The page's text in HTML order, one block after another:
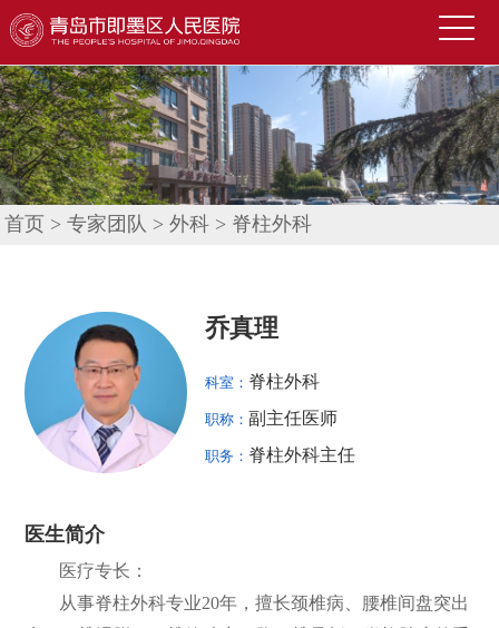
首
页
医
院
概
况
新
闻
中
便
民
科
首页 > 专家团队 > 外科 > 脊柱外科
乔真理
科室： 脊柱外科
职称： 副主任医师
职务： 脊柱外科主任
医生简介
医疗专长：
从事脊柱外科专业20年，擅长颈椎病、腰椎间盘突出